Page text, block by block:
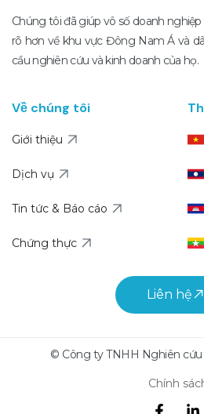
Chúng tôi đã giúp vô số doanh
rõ hơn về khu vực Đông Nam Á và
cầu nghiên cứu và kinh doanh của họ.
Về chúng tôi
Giới thiệu
Dịch vụ
Tin tức & Báo cáo
Chứng thực
Liên hệ
© Công ty TNHH Nghiên
Chính